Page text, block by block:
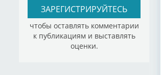
ЗАРЕГИСТРИРУЙТЕСЬ
чтобы оставлять комментарии
к публикациям и выставлять
оценки.